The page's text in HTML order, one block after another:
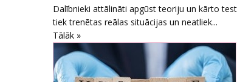
Dalībnieki attālināti apgūst teoriju un kārto
tiek trenētas reālas situācijas un neatliek...
Tālāk »